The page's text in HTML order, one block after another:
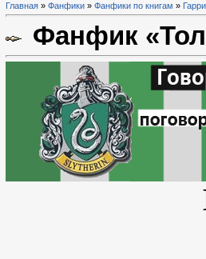
Главная » Фанфики » Фанфики по книгам »
Фанфик